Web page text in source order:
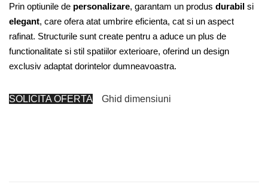
Prin optiunile de personalizare, garantam un produs durabil si
elegant, care ofera atat umbrire eficienta, cat si un aspect
rafinat. Structurile sunt create pentru a aduce un plus de
functionalitate si stil spatiilor exterioare, oferind un design
exclusiv adaptat dorintelor dumneavoastra.
SOLICITA OFERTA Ghid dimensiuni